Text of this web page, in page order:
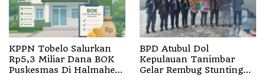
KPPN Tobelo Salurkan
Rp5,3 Miliar Dana BOK
Puskesmas Di Halmahera
BPD Atubul Dol
Kepulauan Tanimbar
Gelar Rembug Stunting